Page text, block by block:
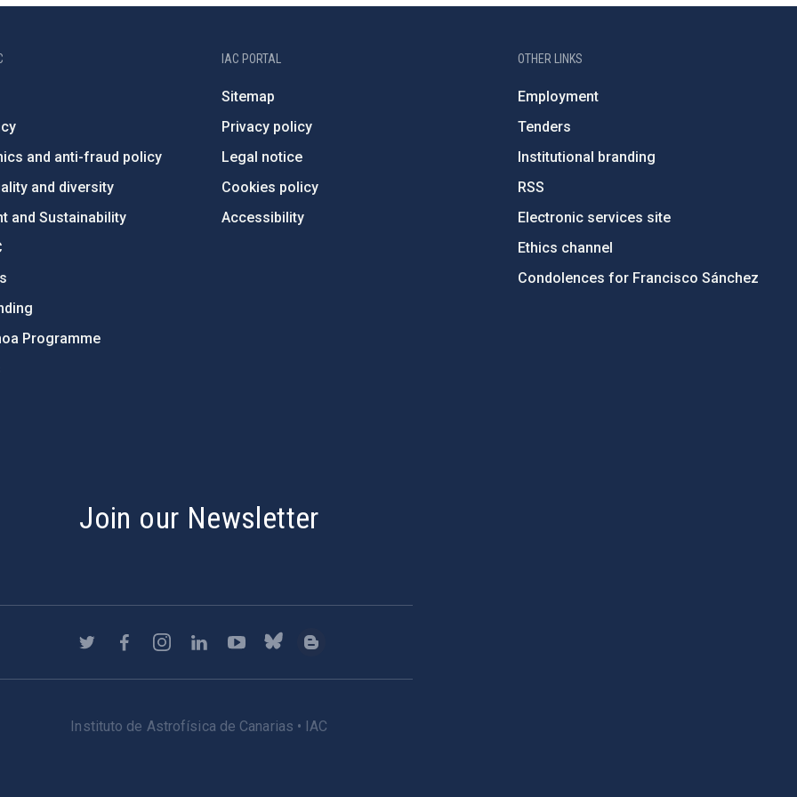
and anti-fraud policy
and diversity
and Sustainability
Programme
IAC PORTAL
Sitemap
Privacy policy
Legal notice
Cookies policy
Accessibility
OTHER LINKS
Employment
Tenders
Institutional branding
RSS
Electronic services site
Ethics channel
Condolences for Francisco Sánchez
Join our Newsletter
Instituto de Astrofísica de Canarias • IAC